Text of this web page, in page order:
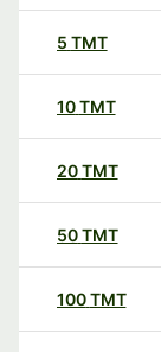
5 TMT
10TMT
20TMT
50TMT
100TMT